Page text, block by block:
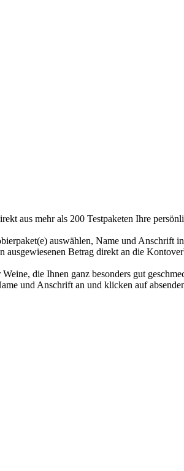
aus mehr als 200 Testpaketen Ihre
auswählen, Name und Anschrift
ausgewiesenen Betrag direkt an die
die Ihnen ganz besonders gut
und Anschrift an und klicken auf